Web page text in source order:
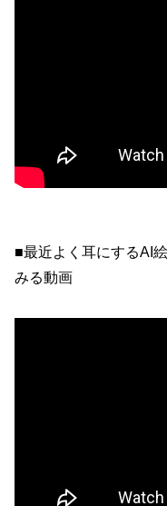
■最近よく耳にするAI
みる動画